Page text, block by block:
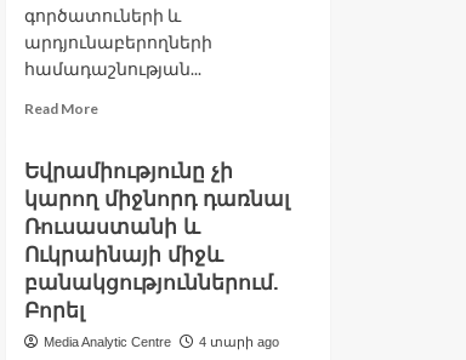
գործատուների և
արդյունաբերողների
համադաշնության...
Read MoreRead
Նիկոլ
Փաշինյանը
Նիդերլանդների
գործարարներին
է
ներկայացրել
ում
Եվրամիությունը չի
կարող միջնորդ դառնալ
Ռուսաստանի և
Ուկրաինայի միջև
բանակցություններում.
Բորել
Media Analytic Centre 4 տարի ago